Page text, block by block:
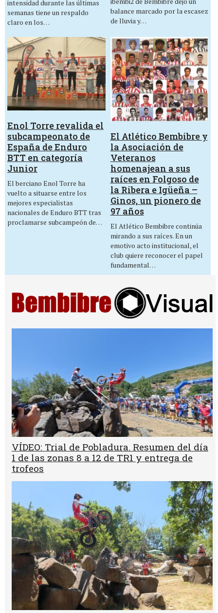
intensidad durante las últimas
semanas tiene un respaldo
claro en los…
balance marcado por la escasez
de lluvia y…
Enol Torre revalida el
subcampeonato de
España de Enduro
BTT en categoría
Junior
El berciano Enol Torre ha
vuelto a situarse entre los
mejores especialistas
nacionales de Enduro BTT tras
proclamarse subcampeón de…
El Atlético Bembibre y
la Asociación de
Veteranos
homenajean a sus
raíces en Folgoso de
la Ribera e Igüeña –
Ginos, un pionero de
97 años
El Atlético Bembibre continúa
mirando a sus raíces. En un
emotivo acto institucional, el
club quiere reconocer el papel
fundamental…
VÍDEO: Trial de Pobladura. Resumen del día
1 de las zonas 8 a 12 de TR1 y entrega de
trofeos